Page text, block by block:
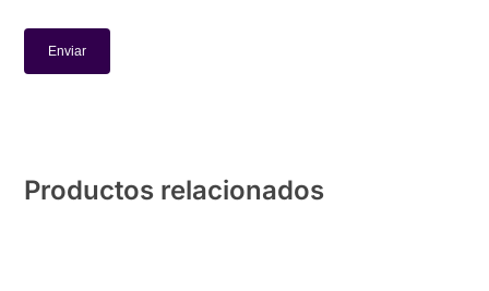
Productos relacionados